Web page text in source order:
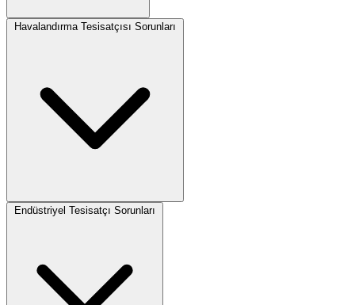
Havalandırma Tesisatçısı Sorunları
Endüstriyel Tesisatçı Sorunları